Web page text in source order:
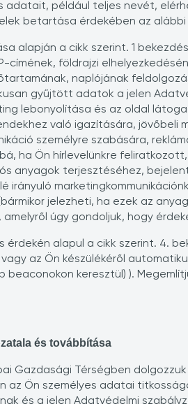
adatait, például teljes nevét,
betartása érdekében az
alapján a cikk szerint. 1
címének, földrajzi
naplójának
gyűjtött adatok a jelen
lebonyolítása és az oldal
való igazítására, jövőbeli
személyre szabására,
ha Ön hírlevelünkre
anyagok terjesztéséhez,
irányuló
jelezheti, ha ezek az
úgy gondoljuk, hogy
érdekén alapul a cikk szerint. 4.
az Ön készülékéről
keresztül) ).
és továbbítása
Gazdasági Térségben
az Ön személyes adatai
és a jelen Adatvédelmi